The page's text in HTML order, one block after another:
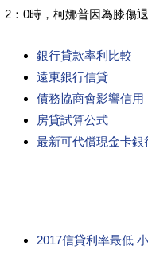
2：0時，柯娜普因為膝傷
銀行貸款率利比較
遠東銀行信貸
債務協商會影響信用
房貸試算公式
最新可代償現金卡銀
2017信貸利率最低